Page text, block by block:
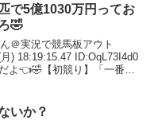
で5億1030万円ってお
🤣
＠実況で競馬板アウト
) 18:19:15.47 ID:OqL73I4d0
よ👈🤣【初競り】「一番マ
億1...
いか？